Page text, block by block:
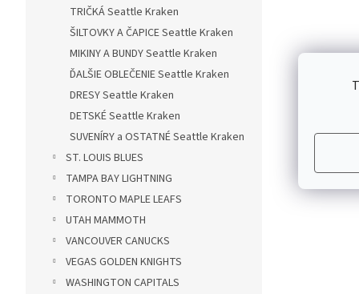
TRIČKÁ Seattle Kraken
ŠILTOVKY A ČAPICE Seattle Kraken
MIKINY A BUNDY Seattle Kraken
ĎALŠIE OBLEČENIE Seattle Kraken
DRESY Seattle Kraken
DETSKÉ Seattle Kraken
SUVENÍRY a OSTATNÉ Seattle Kraken
ST. LOUIS BLUES
TAMPA BAY LIGHTNING
TORONTO MAPLE LEAFS
UTAH MAMMOTH
VANCOUVER CANUCKS
VEGAS GOLDEN KNIGHTS
WASHINGTON CAPITALS